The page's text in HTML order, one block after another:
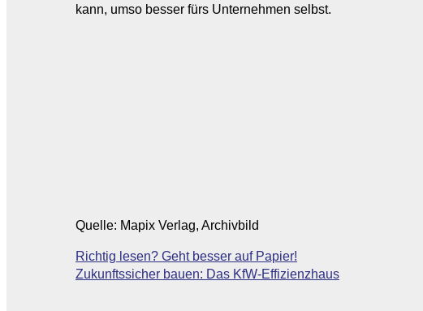
kann, umso besser fürs Unternehmen selbst.
Quelle: Mapix Verlag, Archivbild
Beitragsnavigation
Richtig lesen? Geht besser auf Papier!
Zukunftssicher bauen: Das KfW-Effizienzhaus